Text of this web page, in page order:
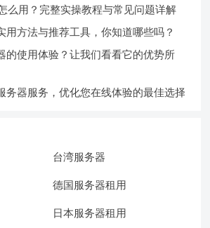
么用？完整实操教程与常见问题详解
用方法与推荐工具，你知道哪些吗？
的使用体验？让我们看看它的优势所
务器服务，优化您在线体验的最佳选择
台湾服务器
德国服务器租用
日本服务器租用